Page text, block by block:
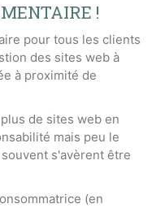
!
pour tous les clients
des sites web à
à proximité de
de sites web en
mais peu le
s'avèrent être
(en